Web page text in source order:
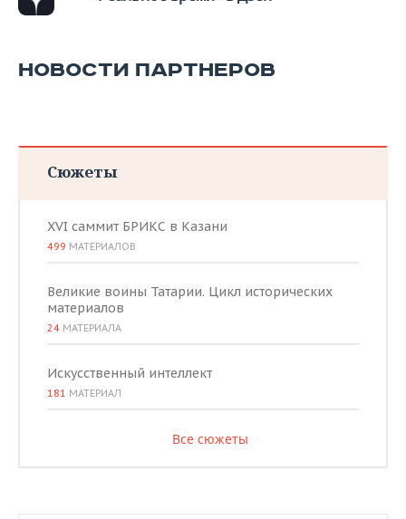
НОВОСТИ ПАРТНЕРОВ
Сюжеты
XVI саммит БРИКС в Казани
499 МАТЕРИАЛОВ
Великие воины Татарии. Цикл исторических
материалов
24 МАТЕРИАЛА
Искусственный интеллект
181 МАТЕРИАЛ
Все сюжеты